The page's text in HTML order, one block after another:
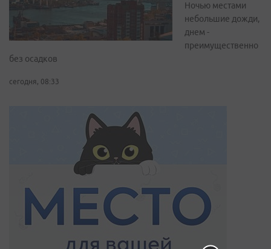
Ночью местами
небольшие дожди,
днем -
преимущественно
без осадков
сегодня, 08:33